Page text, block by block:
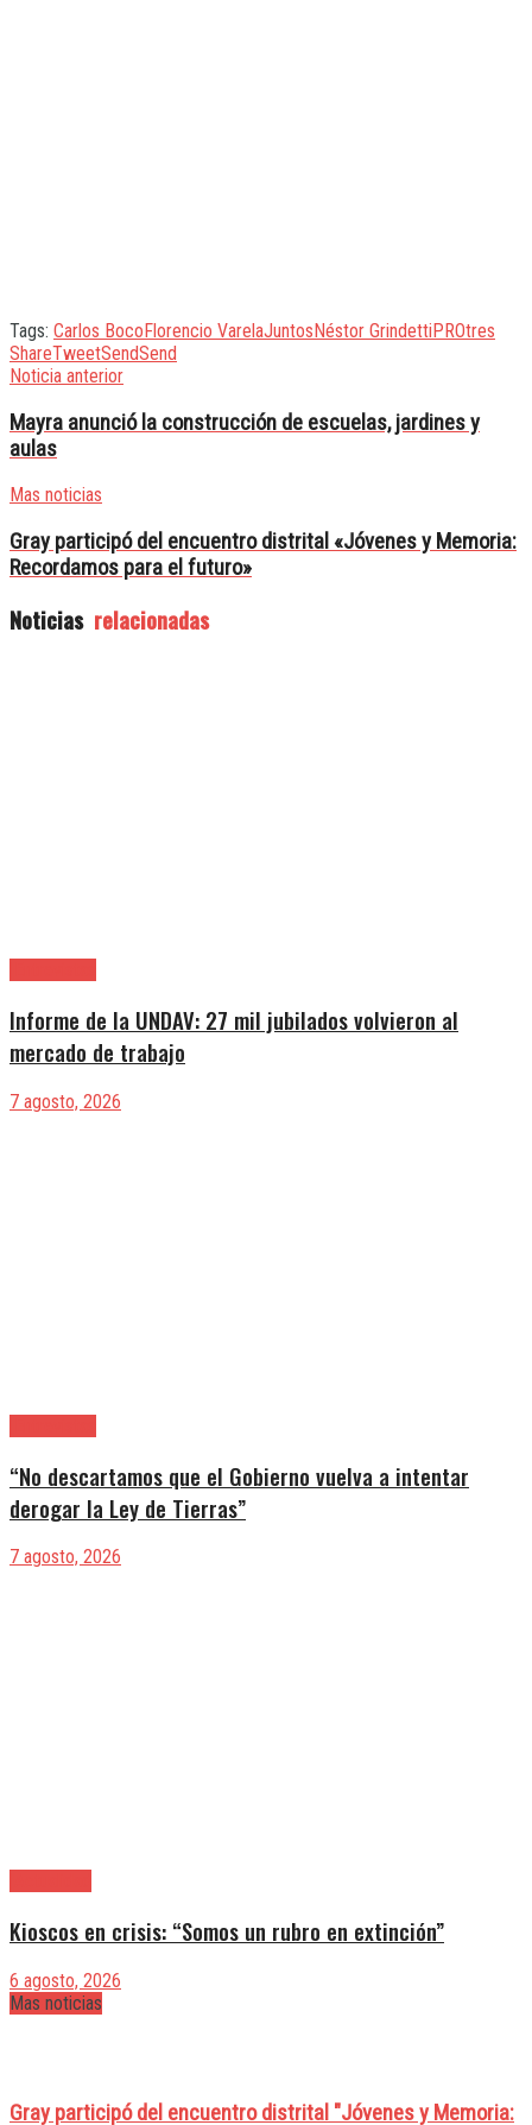
Tags: Carlos BocoFlorencio VarelaJuntosNéstor GrindettiPROtres
ShareTweetSendSend
Noticia anterior
Mayra anunció la construcción de escuelas, jardines y
aulas
Mas noticias
Gray participó del encuentro distrital «Jóvenes y Memoria:
Recordamos para el futuro»
Noticias relacionadas
Informe de la UNDAV: 27 mil jubilados volvieron al
mercado de trabajo
7 agosto, 2026
“No descartamos que el Gobierno vuelva a intentar
derogar la Ley de Tierras”
7 agosto, 2026
Kioscos en crisis: “Somos un rubro en extinción”
6 agosto, 2026
Mas noticias
Gray participó del encuentro distrital "Jóvenes y Memoria: